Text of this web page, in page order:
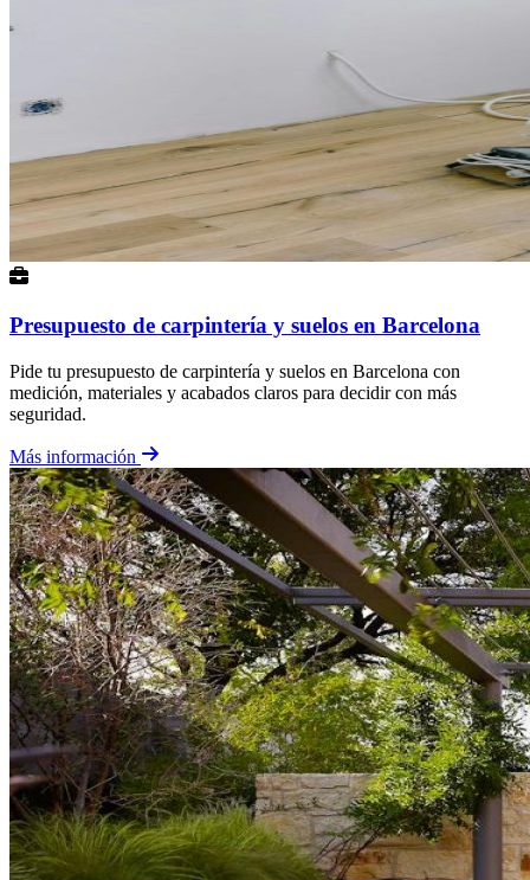
Presupuesto de carpintería y suelos en Barcelona
Pide tu presupuesto de carpintería y suelos en Barcelona con
medición, materiales y acabados claros para decidir con más
seguridad.
Más información